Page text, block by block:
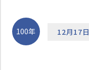
100年 12月17日